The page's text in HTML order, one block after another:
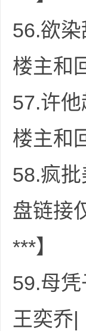
56.欲
楼主和
57.许
楼主和
58.疯
盘链接
***】
59.母
王奕乔|